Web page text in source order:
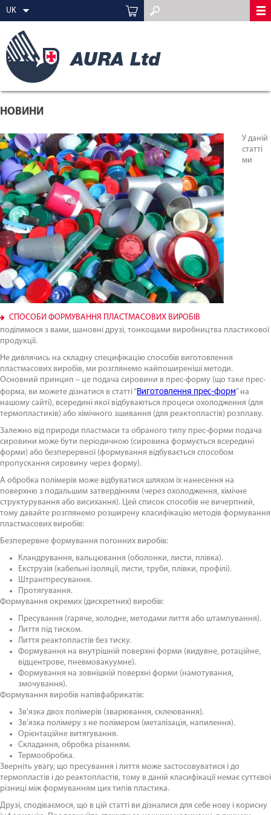
UK
НОВИНИ
СПОСОБИ ФОРМУВАННЯ ПЛАСТМАСОВИХ ВИРОБІВ
У даній
статті
ми
поділимося з вами, шановні друзі, тонкощами виробництва пластикової
продукції.
Не дивлячись на складну специфікацію способів виготовлення
пластмасових виробів, ми розглянемо найпоширеніші методи.
Основний принцип – це подача сировини в прес-форму (що таке прес-
форма, ви можете дізнатися в статті “Виготовлення прес-форм” на
нашому сайті), всередині якої відбуваються процеси охолодження (для
термопластиків) або хімічного зшивання (для реактопластів) розплаву.
Залежно від природи пластмаси та обраного типу прес-форми подача
сировини може бути періодичною (сировина формується всередині
форми) або безперервної (формування відбувається способом
пропускання сировину через форму).
А обробка полімерів може відбуватися шляхом їх нанесення на
поверхню з подальшим затвердінням (через охолодження, хімічне
структурування або висихання). Цей список способів не вичерпний,
тому давайте розглянемо розширену класифікацію методів формування
пластмасових виробів:
Безперервне формування погонних виробів:
Кландрування, вальцювання (оболонки, листи, плівка).
Екструзія (кабельні ізоляції, листи, труби, плівки, профілі).
Штрангпресування.
Протягування.
Формування окремих (дискретних) виробів:
Пресування (гаряче, холодне, методами лиття або штампування).
Лиття під тиском.
Лиття реактопластів без тиску.
Формування на внутрішній поверхні форми (видувне, ротаційне,
відцентрове, пневмовакуумне).
Формування на зовнішній поверхні форми (намотування,
змочування).
Формування виробів напівфабрикатів:
Зв’язка двох полімерів (зварювання, склеювання).
Зв’язка полімеру з не полімером (металізація, напилення).
Орієнтаційне витягування.
Складання, обробка різанням.
Термообробка.
Зверніть увагу, що пресування і лиття може застосовуватися і до
термопластів і до реактопластів, тому в даній класифікації немає суттєвої
різниці між формуванням цих типів пластика.
Друзі, сподіваємося, що в цій статті ви дізналися для себе нову і корисну